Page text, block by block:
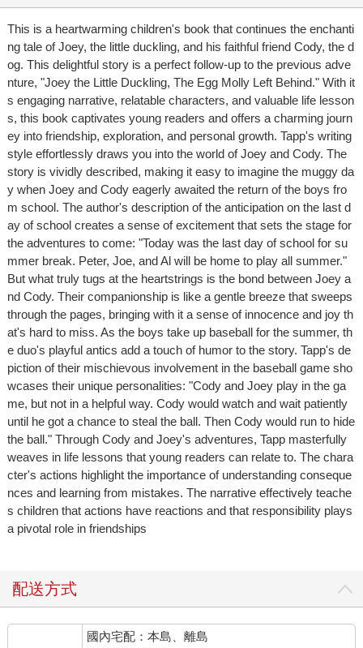
This is a heartwarming children's book that continues the enchanti
ng tale of Joey, the little duckling, and his faithful friend Cody, the d
og. This delightful story is a perfect follow-up to the previous adve
nture, "Joey the Little Duckling, The Egg Molly Left Behind." With it
s engaging narrative, relatable characters, and valuable life lesson
s, this book captivates young readers and offers a charming journ
ey into friendship, exploration, and personal growth. Tapp's writing
style effortlessly draws you into the world of Joey and Cody. The
story is vividly described, making it easy to imagine the muggy da
y when Joey and Cody eagerly awaited the return of the boys fro
m school. The author's description of the anticipation on the last d
ay of school creates a sense of excitement that sets the stage for
the adventures to come: "Today was the last day of school for su
mmer break. Peter, Joe, and Al will be home to play all summer."
But what truly tugs at the heartstrings is the bond between Joey a
nd Cody. Their companionship is like a gentle breeze that sweeps
through the pages, bringing with it a sense of innocence and joy th
at's hard to miss. As the boys take up baseball for the summer, th
e duo's playful antics add a touch of humor to the story. Tapp's de
piction of their mischievous involvement in the baseball game sho
wcases their unique personalities: "Cody and Joey play in the ga
me, but not in a helpful way. Cody would watch and wait patiently
until he got a chance to steal the ball. Then Cody would run to hide
the ball." Through Cody and Joey's adventures, Tapp masterfully
weaves in life lessons that young readers can relate to. The chara
cter's actions highlight the importance of understanding conseque
nces and learning from mistakes. The narrative effectively teache
s children that actions have reactions and that responsibility plays
a pivotal role in friendships
配送方式
國內宅配：本島、離島